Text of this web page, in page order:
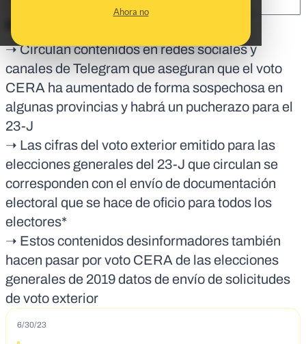
Ahora no
➝ Circulan contenidos en redes sociales y
canales de Telegram que aseguran que el voto
CERA ha aumentado de forma sospechosa en
algunas provincias y habrá un pucherazo para el
23-J
➝ Las cifras del voto exterior emitido para las
elecciones generales del 23-J que circulan se
corresponden con el envío de documentación
electoral que se hace de oficio para todos los
electores*
➝ Estos contenidos desinformadores también
hacen pasar por voto CERA de las elecciones
generales de 2019 datos de envío de solicitudes
de voto exterior
6/30/23